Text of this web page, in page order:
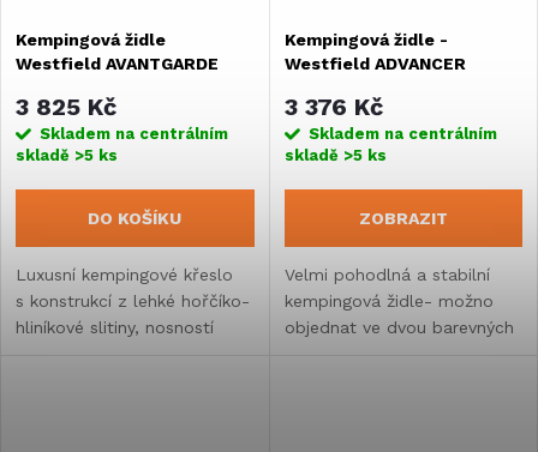
Kempingová židle
Westfield AVANTGARDE
3 825 Kč
Skladem na centrálním
skladě >5 ks
DO KOŠÍKU
Luxusní kempingové křeslo
s konstrukcí z lehké hořčíko-
hliníkové slitiny, nosností
Kempingová židle -
Westfield ADVANCER
3 376 Kč
Skladem na centrálním
skladě >5 ks
ZOBRAZIT
Velmi pohodlná a stabilní
kempingová židle- možno
objednat ve dvou barevných